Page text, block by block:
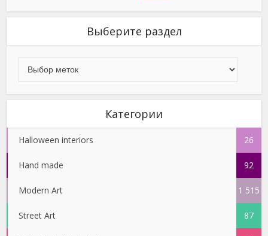
Выберите раздел
Категории
Halloween interiors 26
Hand made 92
Modern Art 1 515
Street Art 87